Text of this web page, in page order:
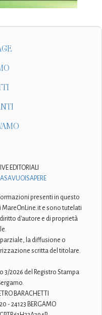
EDITORIALI
presenti in questo
e sono tutelati
d'autore e di proprietà
la diffusione o
scritta del titolare.
3/2026 del Registro Stampa
BARACHETTI
- 24123 BERGAMO